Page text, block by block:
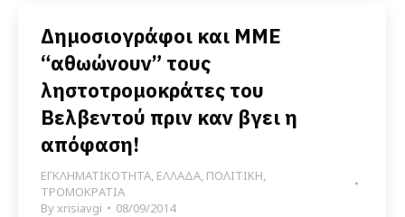
Δημοσιογράφοι και ΜΜΕ
“αθωώνουν” τους
ληστοτρομοκράτες του
Βελβεντού πριν καν βγει η
απόφαση!
ΕΓΚΛΗΜΑΤΙΚΟΤΗΤΑ, ΕΛΛΑΔΑ, ΠΟΛΙΤΙΚΗ,
ΤΡΟΜΟΚΡΑΤΙΑ
Byxrisiavgi 08/09/2014